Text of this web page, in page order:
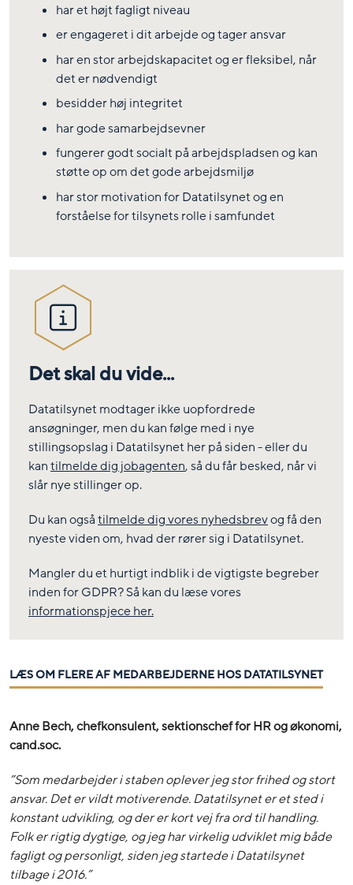
har et højt fagligt niveau
er engageret i dit arbejde og tager ansvar
har en stor arbejdskapacitet og er fleksibel, når
det er nødvendigt
besidder høj integritet
har gode samarbejdsevner
fungerer godt socialt på arbejdspladsen og kan
støtte op om det gode arbejdsmiljø
har stor motivation for Datatilsynet og en
forståelse for tilsynets rolle i samfundet
Det skal du vide...
Datatilsynet modtager ikke uopfordrede
ansøgninger, men du kan følge med i nye
stillingsopslag i Datatilsynet her på siden - eller du
kantilmelde dig jobagenten, så du får besked, når vi
slår nye stillinger op.
Du kan ogsåtilmelde dig vores nyhedsbrevog få den
nyeste viden om, hvad der rører sig i Datatilsynet.
Mangler du et hurtigt indblik i de vigtigste begreber
inden for GDPR? Så kan du læse vores
informationspjece her.
LÆS OM FLERE AF MEDARBEJDERNE HOS DATATILSYNET
Anne Bech, chefkonsulent, sektionschef for HR og økonomi,
cand.soc.
”Som medarbejder i staben oplever jeg stor frihed og stort
ansvar. Det er vildt motiverende. Datatilsynet er et sted i
konstant udvikling, og der er kort vej fra ord til handling.
Folk er rigtig dygtige, og jeg har virkelig udviklet mig både
fagligt og personligt, siden jeg startede i Datatilsynet
tilbage i 2016.”